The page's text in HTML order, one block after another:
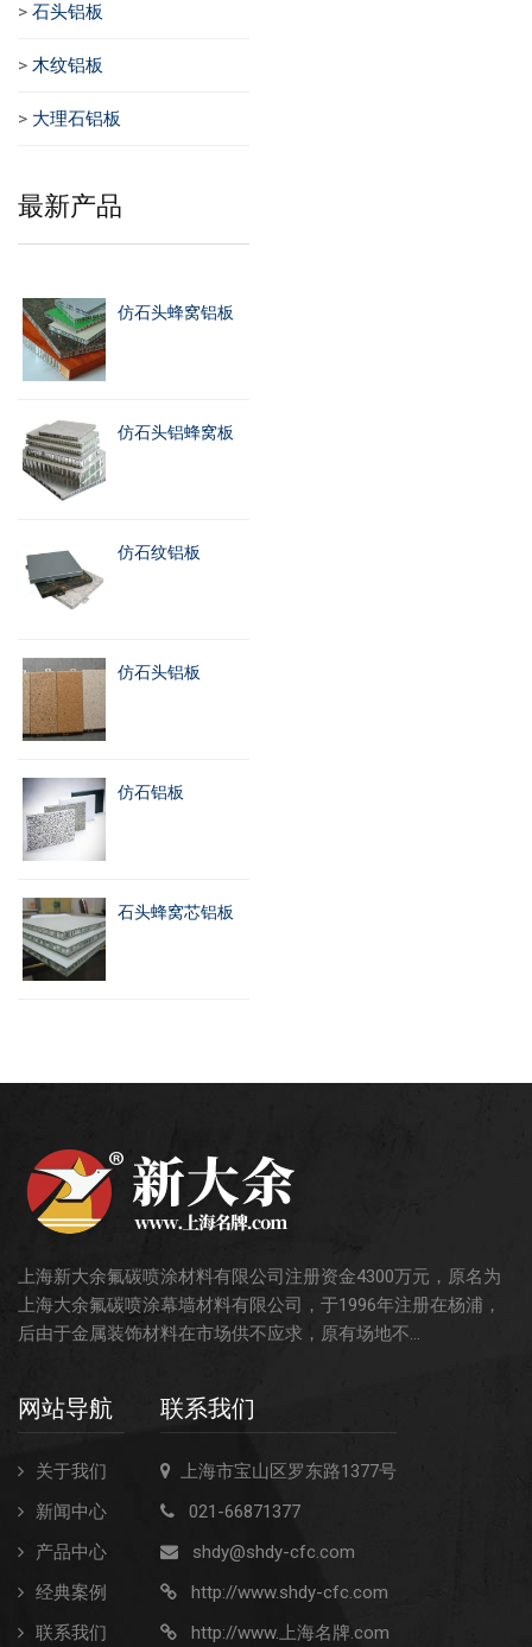
> 石头铝板
> 木纹铝板
> 大理石铝板
最新产品
仿石头蜂窝铝板
仿石头铝蜂窝板
仿石纹铝板
仿石头铝板
仿石铝板
石头蜂窝芯铝板
上海新大余氟碳喷涂材料有限公司注册资金4300万元，原名为
上海大余氟碳喷涂幕墙材料有限公司，于1996年注册在杨浦，
后由于金属装饰材料在市场供不应求，原有场地不...
网站导航
关于我们
新闻中心
产品中心
经典案例
联系我们
联系我们
上海市宝山区罗东路1377号
021-66871377
shdy@shdy-cfc.com
http://www.shdy-cfc.com
http://www.上海名牌.com